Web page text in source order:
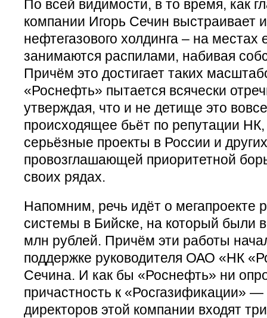
По всей видимости, в то время, как
компании Игорь Сечин выстраивает
нефтегазового холдинга – на местах
занимаются распилами, набивая
Причём это достигает таких
«Роснефть» пытается всячески
утверждая, что и не детище это
происходящее бьёт по репутации
серьёзные проекты в России и
провозглашающей приоритетной
своих рядах.
Напомним, речь идёт о мегапроекте
системы в Бийске, на который были
млн рублей. Причём эти работы
поддержке руководителя ОАО «НК
Сечина. И как бы «Роснефть» ни
причастность к «Росгазификации»
директоров этой компании входят